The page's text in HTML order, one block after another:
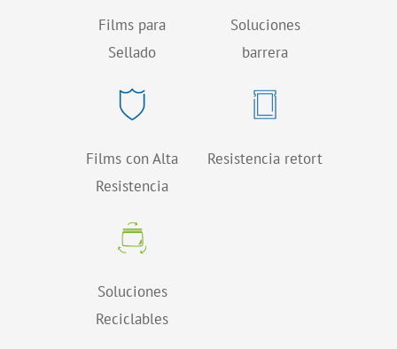
Films para
Sellado
Soluciones
barrera
Films con Alta
Resistencia
Resistencia retort
Soluciones
Reciclables